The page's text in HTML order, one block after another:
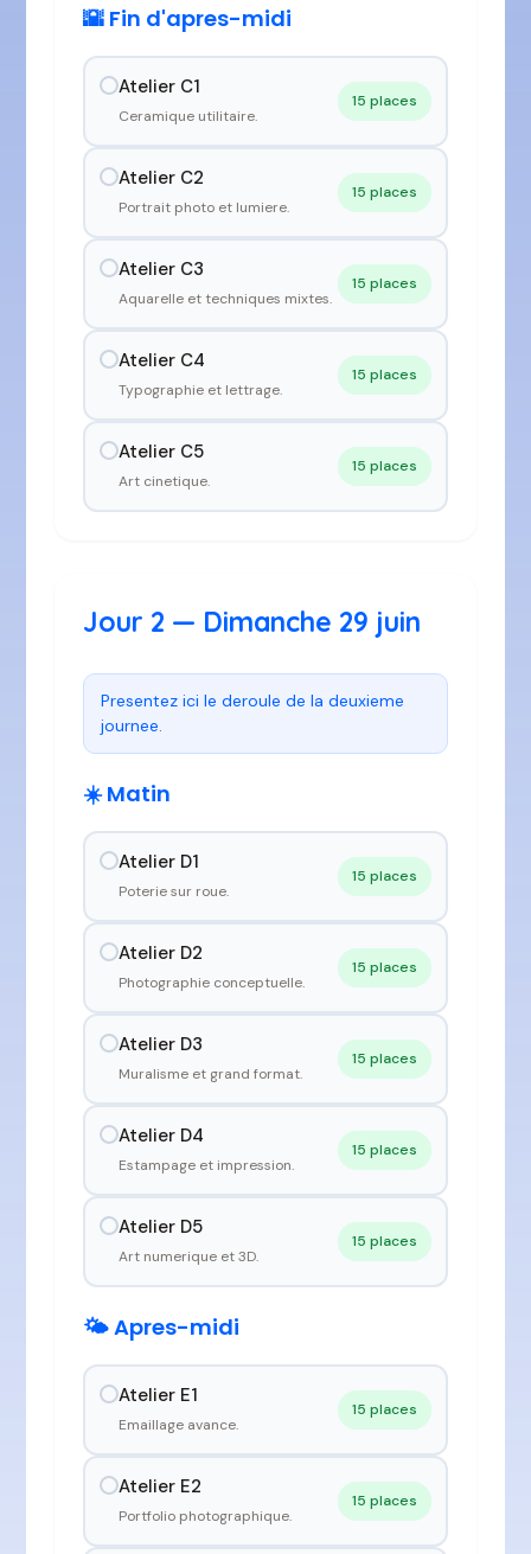
🌇 Fin d'apres-midi
Atelier C1
Ceramique utilitaire.
15 places
Atelier C2
Portrait photo et lumiere.
15 places
Atelier C3
Aquarelle et techniques mixtes.
15 places
Atelier C4
Typographie et lettrage.
15 places
Atelier C5
Art cinetique.
15 places
Jour 2 — Dimanche 29 juin
Presentez ici le deroule de la deuxieme
journee.
☀️ Matin
Atelier D1
Poterie sur roue.
15 places
Atelier D2
Photographie conceptuelle.
15 places
Atelier D3
Muralisme et grand format.
15 places
Atelier D4
Estampage et impression.
15 places
Atelier D5
Art numerique et 3D.
15 places
🌤️ Apres-midi
Atelier E1
Emaillage avance.
15 places
Atelier E2
Portfolio photographique.
15 places